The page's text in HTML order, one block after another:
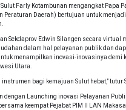
Sulut Farly Kotambunan mengangkat Papa
Peraturan Daerah) bertujuan untuk
Sekdaprov Edwin Silangen secara virtual
dalam hal pelayanan publik dan
menampilkan inovasi-inovasinya demi
Utara.
bagi kemajuan Sulut hebat,” tutur
dengan Launching inovasi Pelayanan
keempat Pejabat PIM II LAN